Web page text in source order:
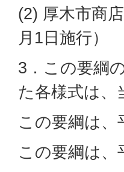
(2) 厚木市商
月1日施行）
3．この要綱
た各様式は、
この要綱は、
この要綱は、